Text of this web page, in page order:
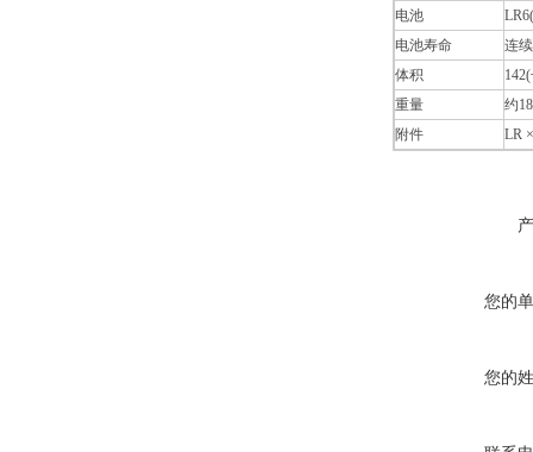
电池
电池寿命
连
体积
重量
约
附件
LR
您的
您的